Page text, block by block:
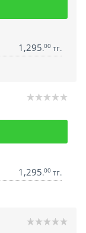
1,295.00 тг.
1,295.00 тг.